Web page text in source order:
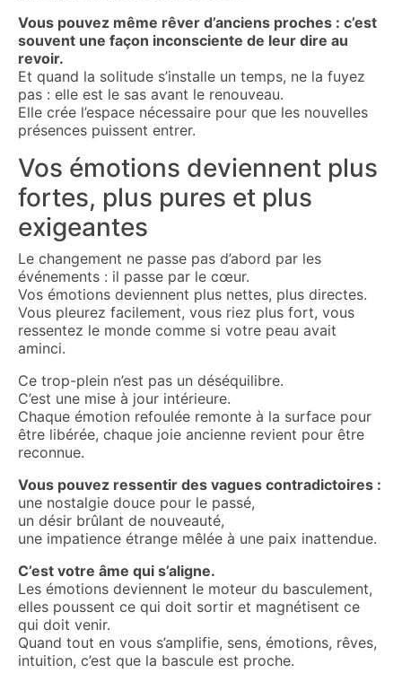
Vous pouvez même rêver d’anciens proches : c’est
souvent une façon inconsciente de leur dire au
revoir.
Et quand la solitude s’installe un temps, ne la fuyez
pas : elle est le sas avant le renouveau.
Elle crée l’espace nécessaire pour que les nouvelles
présences puissent entrer.
Vos émotions deviennent plus
fortes, plus pures et plus
exigeantes
Le changement ne passe pas d’abord par les
événements : il passe par le cœur.
Vos émotions deviennent plus nettes, plus directes.
Vous pleurez facilement, vous riez plus fort, vous
ressentez le monde comme si votre peau avait
aminci.
Ce trop-plein n’est pas un déséquilibre.
C’est une mise à jour intérieure.
Chaque émotion refoulée remonte à la surface pour
être libérée, chaque joie ancienne revient pour être
reconnue.
Vous pouvez ressentir des vagues contradictoires :
une nostalgie douce pour le passé,
un désir brûlant de nouveauté,
une impatience étrange mêlée à une paix inattendue.
C’est votre âme qui s’aligne.
Les émotions deviennent le moteur du basculement,
elles poussent ce qui doit sortir et magnétisent ce
qui doit venir.
Quand tout en vous s’amplifie, sens, émotions, rêves,
intuition, c’est que la bascule est proche.